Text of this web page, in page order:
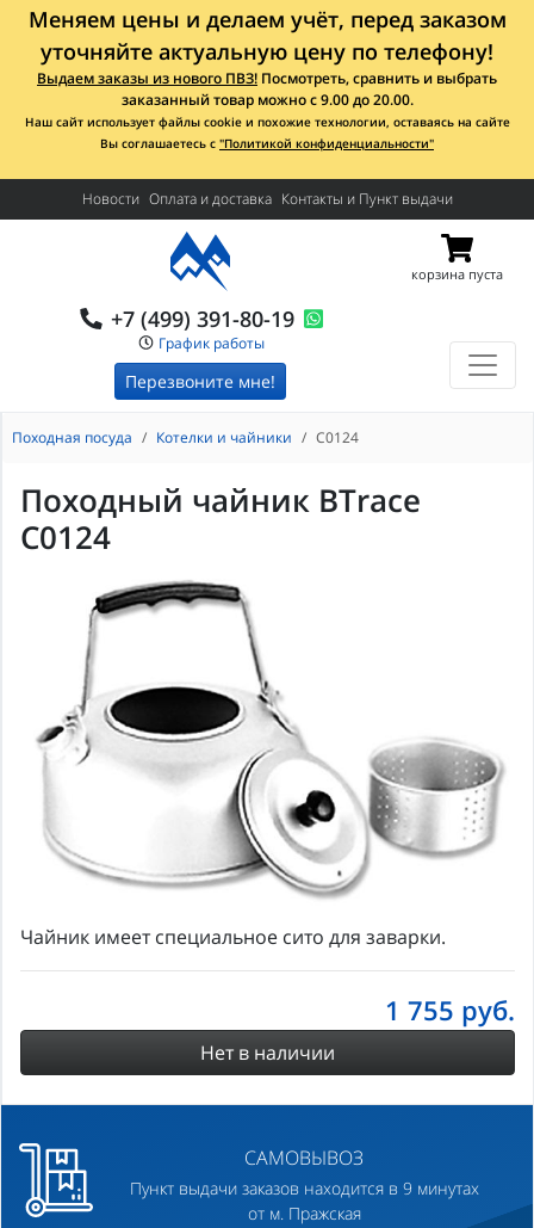
Меняем цены и делаем учёт, перед заказом
уточняйте актуальную цену по телефону!
Выдаем заказы из нового ПВЗ! Посмотреть, сравнить и выбрать
заказанный товар можно с 9.00 до 20.00.
Наш сайт использует файлы cookie и похожие технологии, оставаясь на сайте
Вы соглашаетесь с "Политикой конфиденциальности"
Новости Оплата и доставка Контакты и Пункт выдачи
+7 (499) 391-80-19
График работы
Перезвоните мне!
корзина пуста
Походная посуда Котелки и чайники С0124
Походный чайник BTrace
С0124
Чайник имеет специальное сито для заварки.
1 755 руб.
Нет в наличии
САМОВЫВОЗ
Пункт выдачи заказов находится в 9 минутах
от м. Пражская